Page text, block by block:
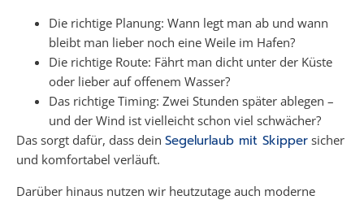
Die richtige Planung: Wann legt man ab und wann
bleibt man lieber noch eine Weile im Hafen?
Die richtige Route: Fährt man dicht unter der Küste
oder lieber auf offenem Wasser?
Das richtige Timing: Zwei Stunden später ablegen –
und der Wind ist vielleicht schon viel schwächer?
Das sorgt dafür, dass dein Segelurlaub mit Skipper sicher
und komfortabel verläuft.
Darüber hinaus nutzen wir heutzutage auch moderne